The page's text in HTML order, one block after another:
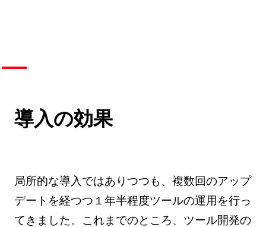
導入の効果
局所的な導入ではありつつも、複数回のアップ
デートを経つつ１年半程度ツールの運用を行っ
てきました。これまでのところ、ツール開発の